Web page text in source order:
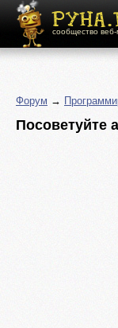
сообщество веб-
Форум →
Посоветуйте